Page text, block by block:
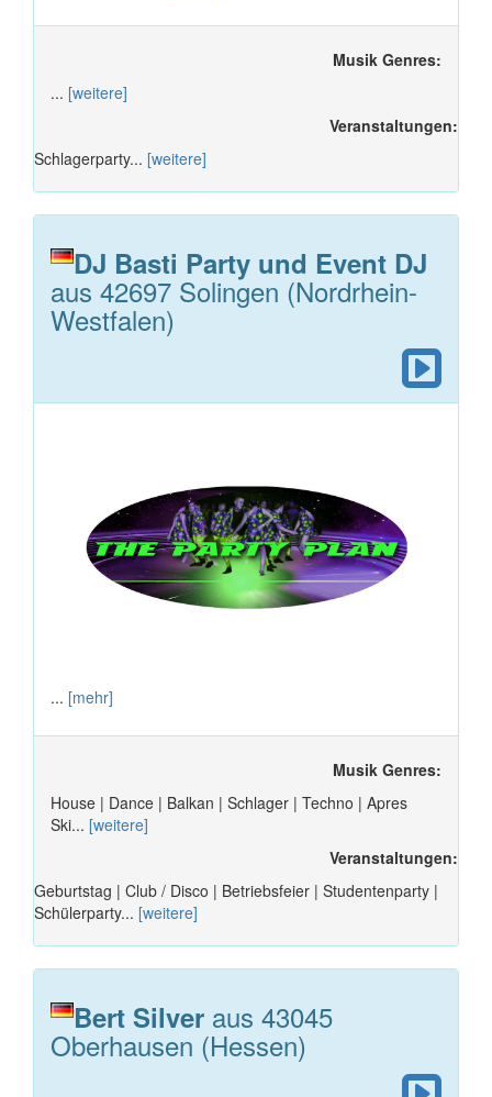
Musik Genres:
... [weitere]
Veranstaltungen:
Schlagerparty... [weitere]
DJ Basti Party und Event DJ
aus 42697 Solingen (Nordrhein-
Westfalen)
... [mehr]
Musik Genres:
House | Dance | Balkan | Schlager | Techno | Apres
Ski... [weitere]
Veranstaltungen:
Geburtstag | Club / Disco | Betriebsfeier | Studentenparty |
Schülerparty... [weitere]
Bert Silver aus 43045
Oberhausen (Hessen)